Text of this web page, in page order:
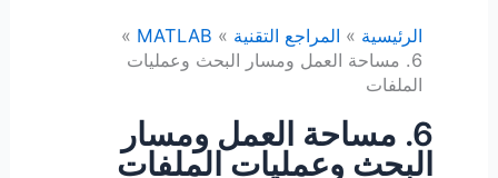
الرئيسية المراجع التقنية
MATLAB
6. مساحة العمل ومسار البحث وعمليات
الملفات
6. مساحة العمل ومسار
البحث وعمليات الملفات